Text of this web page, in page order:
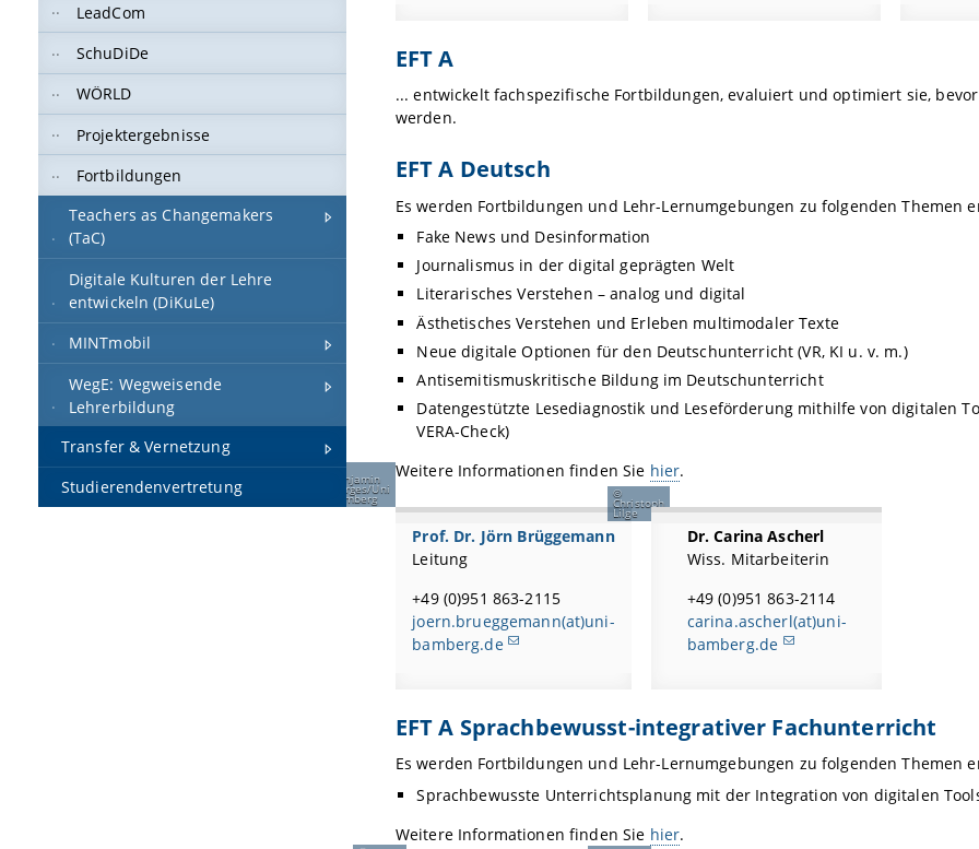
LeadCom
SchuDiDe
WÖRLD
Projektergebnisse
Fortbildungen
Teachers as Changemakers
(TaC)
Digitale Kulturen der Lehre
entwickeln (DiKuLe)
MINTmobil
WegE: Wegweisende
Lehrerbildung
Transfer & Vernetzung
Studierendenvertretung
EFT A
... entwickelt fachspezifische Fortbildungen, evaluiert und optimiert sie,
werden.
EFT A Deutsch
Es werden Fortbildungen und Lehr-Lernumgebungen zu folgenden Themen
Fake News und Desinformation
Journalismus in der digital geprägten Welt
Literarisches Verstehen – analog und digital
Ästhetisches Verstehen und Erleben multimodalerTexte
Neue digitale Optionen für den Deutschunterricht (VR, KI u. v. m.)
Antisemitismuskritische Bildung im Deutschunterricht
Datengestützte Lesediagnostik und Leseförderung mithilfe von digitalen
VERA-Check)
Weitere Informationen finden Sie hier.
Benjamin
Herges/Uni
Bamberg
Prof. Dr. Jörn Brüggemann
Leitung
+49 (0)951 863-2115
joern.brueggemann(at)uni-
bamberg.de
Christoph
Lilge
Dr. Carina Ascherl
Wiss. Mitarbeiterin
+49 (0)951 863-2114
carina.ascherl(at)uni-
bamberg.de
EFT A Sprachbewusst-integrativer Fachunterricht
Es werden Fortbildungen und Lehr-Lernumgebungen zu folgenden Themen
Sprachbewusste Unterrichtsplanung mit der Integration von digitalen
Weitere Informationen finden Sie hier.